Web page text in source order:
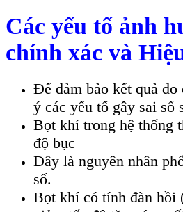
Các yếu tố ảnh
chính xác và
Để đảm bảo kết quả
ý các yếu tố gây sai số
Bọt khí trong hệ thống
độ bục
Đây là nguyên nhân
số.
Bọt khí có tính đàn hồi